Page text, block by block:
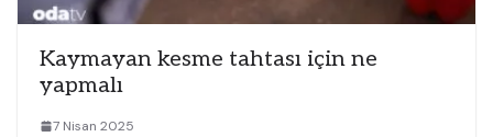
Kaymayan kesme tahtası için ne
yapmalı
7 Nisan 2025